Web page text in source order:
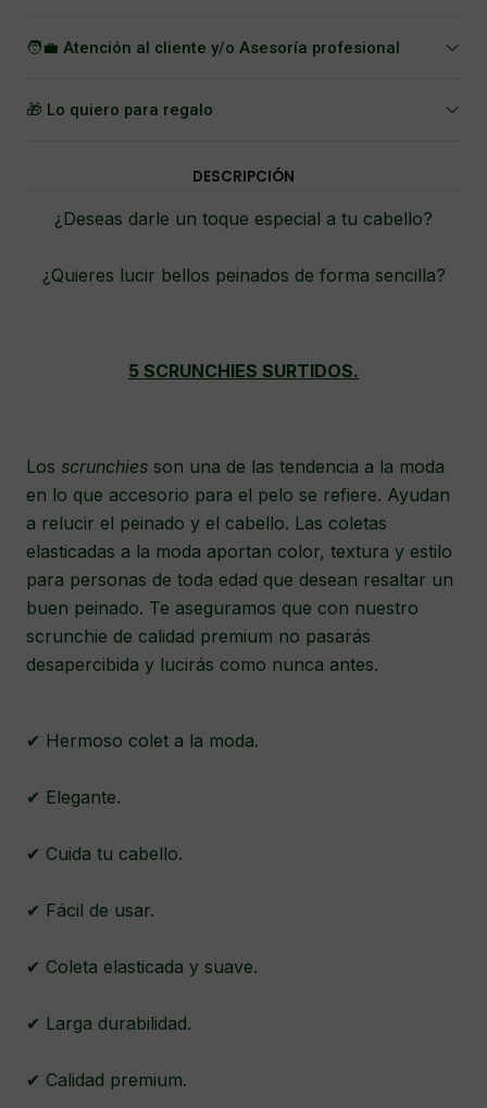
🧑‍💼 Atención al cliente y/o Asesoría profesional
🎁 Lo quiero para regalo
DESCRIPCIÓN
¿Deseas darle un toque especial a tu cabello?
¿Quieres lucir bellos peinados de forma sencilla?
5 SCRUNCHIES SURTIDOS.
Los scrunchies son una de las tendencia a la moda
en lo que accesorio para el pelo se refiere. Ayudan
a relucir el peinado y el cabello. Las coletas
elasticadas a la moda aportan color, textura y estilo
para personas de toda edad que desean resaltar un
buen peinado. Te aseguramos que con nuestro
scrunchie de calidad premium no pasarás
desapercibida y lucirás como nunca antes.
✔ Hermoso colet a la moda.
✔ Elegante.
✔ Cuida tu cabello.
✔ Fácil de usar.
✔ Coleta elasticada y suave.
✔ Larga durabilidad.
✔ Calidad premium.